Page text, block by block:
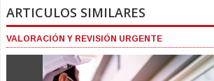
ARTICULOS SIMILARES
VALORACIÓN Y REVISIÓN URGENTE